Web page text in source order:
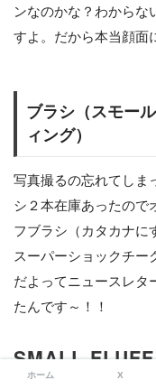
ンなのかな？わからな
すよ。だから本当顔面
ブラシ（スモー
ィング）
写真撮るの忘れてしま
シ２本在庫あったので
フブラシ（カタカナ
スーパーショックチー
だよってニュースレタ
たんです～！！
SMALL
ホーム X